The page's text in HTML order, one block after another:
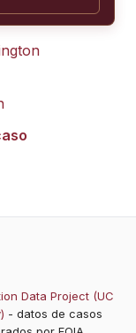
Data Project (UC
- datos de casos